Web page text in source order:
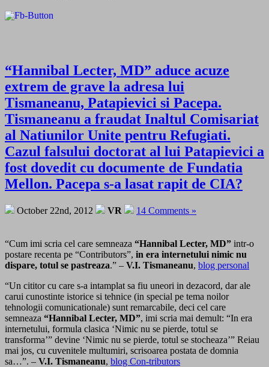
“Hannibal Lecter, MD” aduce acuze
extrem de grave la adresa lui
Tismaneanu, Patapievici si Pacepa.
Tismaneanu a fraudat Inaltul Comisariat
al Natiunilor Unite pentru Refugiati.
Cazul falsului doctorat al lui Patapievici a
fost dovedit cu documente de Fundatia
Mellon. Pacepa s-a lasat rapit de CIA?
October 22nd, 2012 VR 14 Comments »
“Cum imi scria cel care semneaza “Hannibal Lecter, MD” intr-o
postare recenta pe “Contributors”, in era internetului nimic nu
dispare, totul se pastreaza.” – V.I. Tismaneanu, blog personal
“Un cititor cu care s-a intamplat sa fiu uneori in dezacord, dar ale
carui cunostinte istorice si tehnice (in special pe tema noilor
tehnologii comunicationale) sunt remarcabile, deci cel care
semneaza “Hannibal Lecter, MD”, imi scria mai demult: “In era
internetului, formula clasica ‘Nimic nu se pierde, totul se
transforma’” devine ‘Nimic nu se pierde, totul se stocheaza’” Reiau
mai jos, cu cuvenitele multumiri, scrisoarea postata de domnia
sa…”. – V.I. Tismaneanu, blog Con-tributors